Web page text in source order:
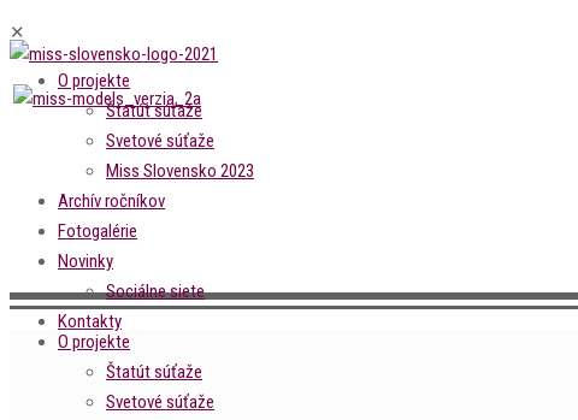
✕
O projekte
Štatút súťaže
Svetové súťaže
Miss Slovensko 2023
Archív ročníkov
Fotogalérie
Novinky
Sociálne siete
Kontakty
O projekte
Štatút súťaže
Svetové súťaže